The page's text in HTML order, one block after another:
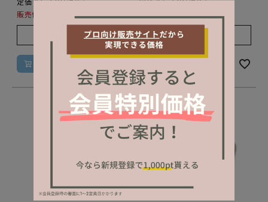
販売価格 1,320税込
販売期間
2025/12/01 10:00〜
販売価格 ¥1,320税込
販売期間
2025/12/01 10:00